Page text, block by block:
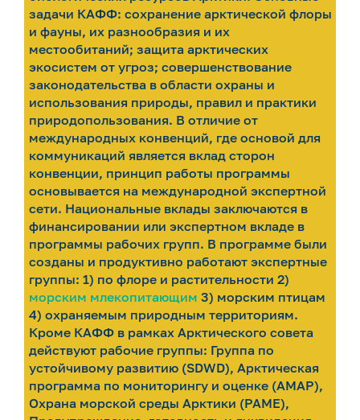
задачи КАФФ: сохранение арктической флоры
и фауны, их разнообразия и их
местообитаний; защита арктических
экосистем от угроз; совершенствование
законодательства в области охраны и
использования природы, правил и практики
природопользования. В отличие от
международных конвенций, где основой для
коммуникаций является вклад сторон
конвенции, принцип работы программы
основывается на международной экспертной
сети. Национальные вклады заключаются в
финансировании или экспертном вкладе в
программы рабочих групп. В программе были
созданы и продуктивно работают экспертные
группы: 1) по флоре и растительности 2)
морским млекопитающим 3) морским птицам
4) охраняемым природным территориям.
Кроме КАФФ в рамках Арктического совета
действуют рабочие группы: Группа по
устойчивому развитию (SDWD), Арктическая
программа по мониторингу и оценке (AMAP),
Охрана морской среды Арктики (PAME),